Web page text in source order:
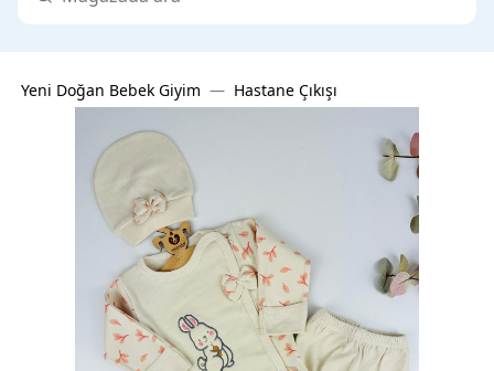
Yeni Doğan Bebek Giyim Hastane Çıkışı